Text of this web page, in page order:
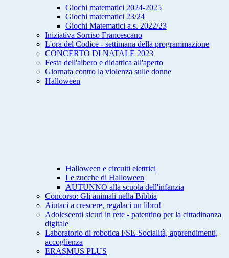
Giochi matematici 2024-2025
Giochi matematici 23/24
Giochi Matematici a.s. 2022/23
Iniziativa Sorriso Francescano
L'ora del Codice - settimana della programmazione
CONCERTO DI NATALE 2023
Festa dell'albero e didattica all'aperto
Giornata contro la violenza sulle donne
Halloween
Halloween e circuiti elettrici
Le zucche di Halloween
AUTUNNO alla scuola dell'infanzia
Concorso: Gli animali nella Bibbia
Aiutaci a crescere, regalaci un libro!
Adolescenti sicuri in rete - patentino per la cittadinanza
digitale
Laboratorio di robotica FSE-Socialità, apprendimenti,
accoglienza
ERASMUS PLUS